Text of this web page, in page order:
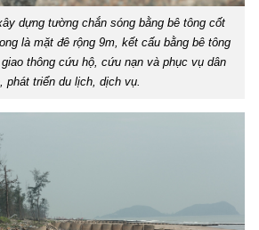
dựng tường chắn sóng bằng bê tông cốt
là mặt đê rộng 9m, kết cấu bằng bê tông
thông cứu hộ, cứu nạn và phục vụ dân
phát triển du lịch, dịch vụ.